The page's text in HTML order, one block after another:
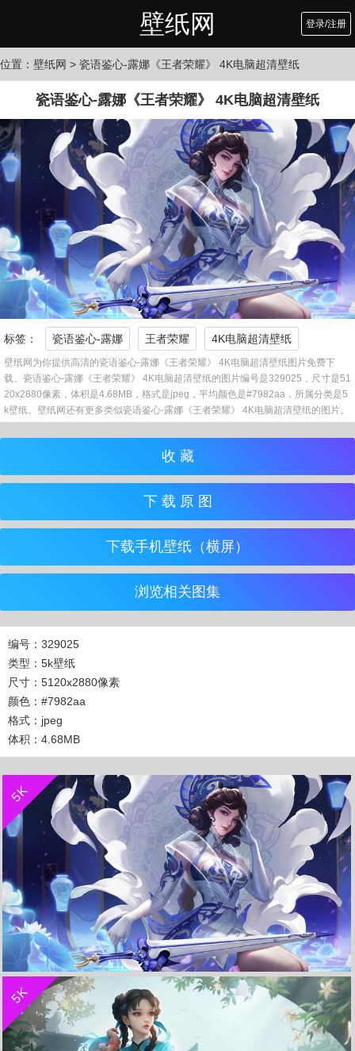
壁纸网 登录/注册
位置： 壁纸网 > 瓷语鉴心-露娜《王者荣耀》 4K电脑超清壁纸
瓷语鉴心-露娜《王者荣耀》 4K电脑超清壁纸
标签： 瓷语鉴心-露娜 王者荣耀 4K电脑超清壁纸
壁纸网为你提供高清的瓷语鉴心-露娜《王者荣耀》 4K电脑超清壁纸图片免费下
载。瓷语鉴心-露娜《王者荣耀》 4K电脑超清壁纸的图片编号是329025，尺寸是51
20x2880像素，体积是4.68MB，格式是jpeg，平均颜色是#7982aa，所属分类是5
k壁纸。壁纸网还有更多类似瓷语鉴心-露娜《王者荣耀》 4K电脑超清壁纸的图片。
收 藏
下 载 原 图
下载手机壁纸（横屏）
浏览相关图集
编号：329025
类型：5k壁纸
尺寸：5120x2880像素
颜色：#7982aa
格式：jpeg
体积：4.68MB
5K
瓷语鉴心-露娜《王者荣耀》 4K电脑超清壁纸
立 即 下 载
收 藏
5K
立 即 下 载
收 藏